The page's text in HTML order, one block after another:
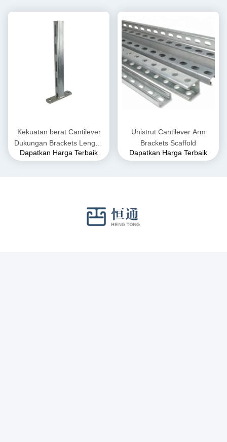
Kekuatan berat Cantilever
Dukungan Brackets Lengan
Baja Wall Mounting
Dapatkan Harga Terbaik
Unistrut Cantilever Arm
Brackets Scaffold
Dapatkan Harga Terbaik